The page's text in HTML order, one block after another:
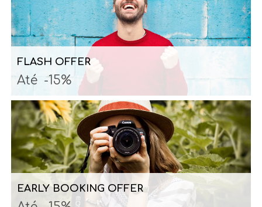
FLASH OFFER
Até -15%
EARLY BOOKING OFFER